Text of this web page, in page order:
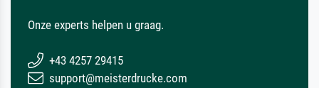
Onze experts helpen u graag.
+43 4257 29415
support@meisterdrucke.com